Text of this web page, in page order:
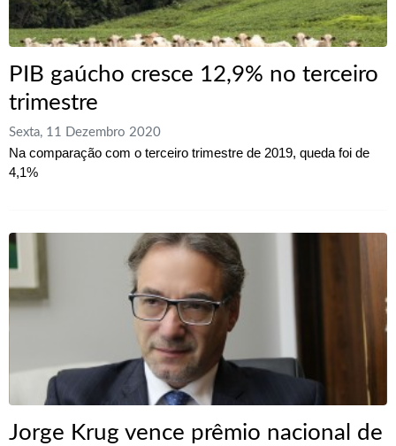
PIB gaúcho cresce 12,9% no terceiro
trimestre
Sexta, 11 Dezembro 2020
Na comparação com o terceiro trimestre de 2019, queda foi de
4,1%
Jorge Krug vence prêmio nacional de